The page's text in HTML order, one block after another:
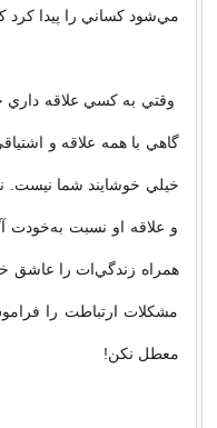
مي‌شود كساني را پيدا كرد
وقتي به كسي علاقه داري
گاهي با همه علاقه و
خيلي خوشايند شما نيست.
و علاقه او نسبت به‌خودت
همراه زندگي‌ات را عاشق
مشكلات ارتباطت را
معطل نكن!